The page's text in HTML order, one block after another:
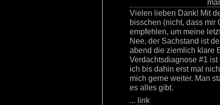
Vielen lieben Dank! Mit
bisschen (nicht, dass mir
empfehlen, um meine
Nee, der Sachstand ist
abend die ziemlich klare
Verdachtsdiagnose #1
ich bis dahin erst mal
mich gerne weiter. Man
es alles gibt.
... link